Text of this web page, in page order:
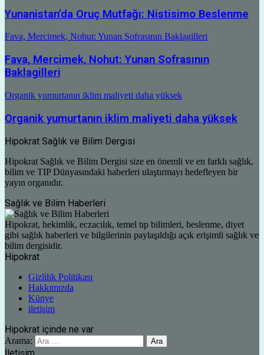
Yunanistan’da Oruç Mutfağı: Nistisimo Beslenme
Fava, Mercimek, Nohut: Yunan Sofrasının Baklagilleri
Fava, Mercimek, Nohut: Yunan Sofrasının
Baklagilleri
Organik yumurtanın iklim maliyeti daha yüksek
Organik yumurtanın iklim maliyeti daha yüksek
Hipokrat Sağlık ve Bilim Dergisi
Hipokrat Sağlık ve Bilim Dergisi size en önemli ve en farklı sağlık,
bilim ve TIP Dünyasındaki haberleri ulaştırmayı hedefleyen bir
yayın organıdır.
Sağlık ve Bilim Haberleri
Hipokrat, hekimlik, eczacılık, temel tıp bilimleri, beslenme, diyet
gibi sağlık haberleri ve bilgilerinin paylaşıldığı açık erişimli sağlık ve
bilim dergisidir.
Hipokrat
Gizlilik Politikası
Hakkımızda
Künye
iletişim
Hipokrat içinde ne var
Arama: